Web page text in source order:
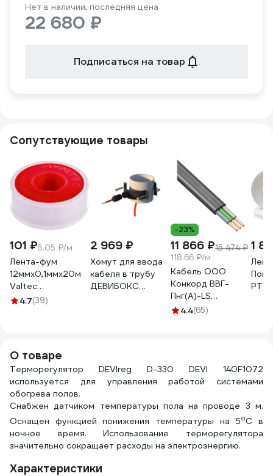
Нет в наличии, последняя цена
22 680 ₽
Подписаться на товар
Сопутствующие товары
101 ₽5.05 ₽/м
Лента-фум
12ммх0,1ммх20м
Valtec
VT.PTFE.0.121020
4.7(39)
2 969 ₽
Хомут для ввода
кабеля в трубу
ДЕВИБОКС
-23%
11 866 ₽15 474 ₽
118.66 ₽/м
Кабель ООО
Конкорд ВВГ-
Пнг(А)-LS
3x2,5ок(N, PE) -
4.4(65)
1
РТИ
О товаре
Терморегулятор DEVIreg D-330 DEVI 140F1072
используется для управления работой системами
обогрева полов.
Снабжен датчиком температуры пола на проводе 3 м.
Оснащен функцией понижения температуры на 5оС в
ночное время. Использование терморегулятора
значительно сокращает расходы на электроэнергию.
Характеристики